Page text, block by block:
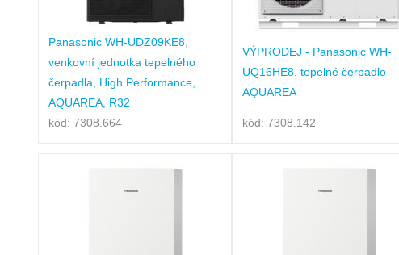
Panasonic WH-UDZ09KE8,
venkovní jednotka tepelného
čerpadla, High Performance,
AQUAREA, R32
kód: 7308.664
VÝPRODEJ - Panasonic WH-
UQ16HE8, tepelné čerpadlo
AQUAREA
kód: 7308.142